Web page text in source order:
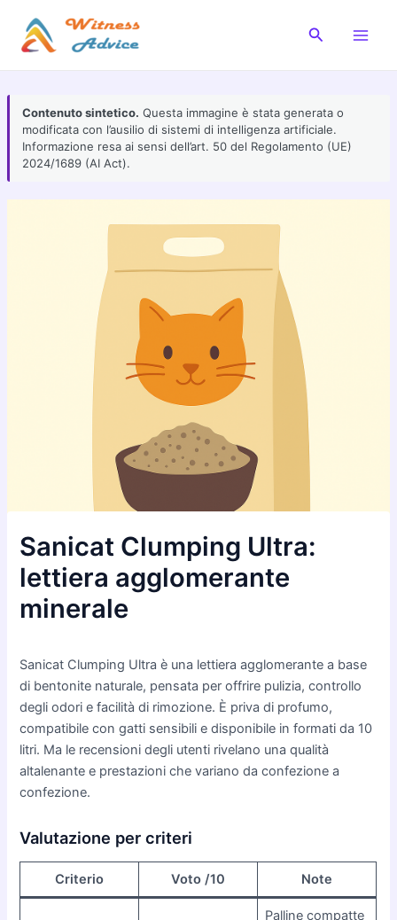
contenuto
Cerca
Contenuto sintetico. Questa immagine è stata generata o
modificata con l’ausilio di sistemi di intelligenza artificiale.
Informazione resa ai sensi dell’art. 50 del Regolamento (UE)
2024/1689 (AI Act).
Sanicat Clumping Ultra:
lettiera agglomerante
minerale
Sanicat Clumping Ultra è una lettiera agglomerante a base
di bentonite naturale, pensata per offrire pulizia, controllo
degli odori e facilità di rimozione. È priva di profumo,
compatibile con gatti sensibili e disponibile in formati da 10
litri. Ma le recensioni degli utenti rivelano una qualità
altalenante e prestazioni che variano da confezione a
confezione.
Valutazione per criteri
Criterio Voto /10 Note
Palline compatte